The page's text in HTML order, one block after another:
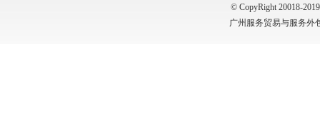
© CopyRight 20018-
广州服务贸易与服务外